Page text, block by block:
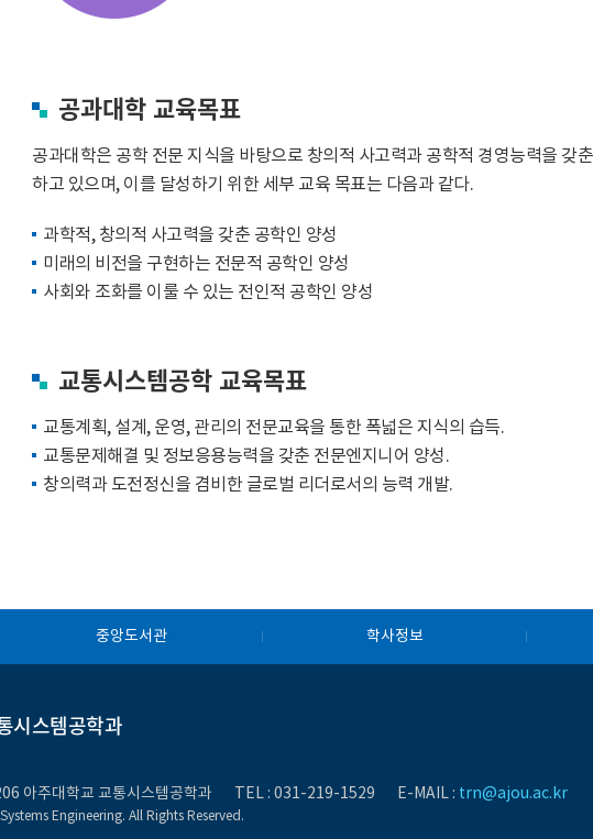
공과대학 교육목표
공과대학은 공학 전문 지식을 바탕으로 창의적 사고력과 공학적 경영능력을 갖
하고 있으며, 이를 달성하기 위한 세부 교육 목표는 다음과 같다.
과학적, 창의적 사고력을 갖춘 공학인 양성
미래의 비전을 구현하는 전문적 공학인 양성
사회와 조화를 이룰 수 있는 전인적 공학인 양성
교통시스템공학 교육목표
교통계획, 설계, 운영, 관리의 전문교육을 통한 폭넓은 지식의 습득.
교통문제해결 및 정보응용능력을 갖춘 전문엔지니어 양성.
창의력과 도전정신을 겸비한 글로벌 리더로서의 능력 개발.
중앙도서관 학사정보
시스템공학과
아주대학교 교통시스템공학과 TEL : 031-219-1529 E-MAIL : trn@ajou.ac.kr
Engineering. All Rights Reserved.